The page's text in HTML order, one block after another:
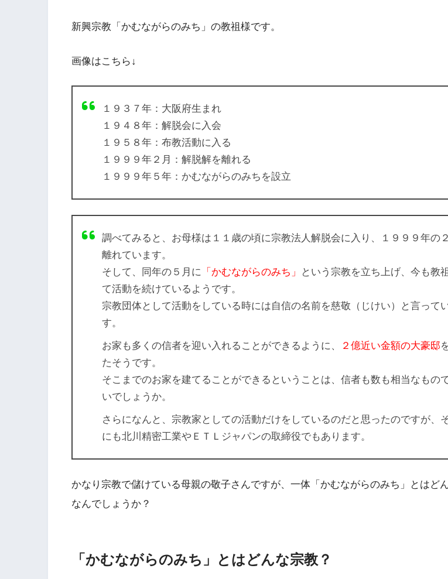
新興宗教「かむながらのみち」の教祖様です。
画像はこちら↓
１９３７年：大阪府生まれ
１９４８年：解脱会に入会
１９５８年：布教活動に入る
１９９９年２月：解脱解を離れる
１９９９年５年：かむながらのみちを設立
調べてみると、お母様は１１歳の頃に宗教法人解脱会に入り、１９９９年の
離れています。
そして、同年の５月に 「かむながらのみち」
という宗教を立ち上げ、今も教
て活動を続けているようです。
宗教団体として活動をしている時には自信の名前を慈敬（じけい）と言って
す。
お家も多くの信者を迎い入れることができるように、 ２億近い金額の大豪邸
たそうです。
そこまでのお家を建てることができるということは、信者も数も相当なもの
いでしょうか。
さらになんと、宗教家としての活動だけをしているのだと思ったのですが、
にも北川精密工業やＥＴＬジャパンの取締役でもあります。
かなり宗教で儲けている母親の敬子さんですが、一体「かむながらのみち」とはど
なんでしょうか？
「かむながらのみち」とはどんな宗教？